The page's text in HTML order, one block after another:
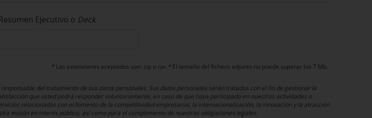
Ejecutivo o Deck
* El tamaño del fichero adjunto no puede superar los 7 Mb.
* Las extensiones aceptadas son: zip o rar.
del tratamiento de sus datos personales. Sus datos personales serán tratados con el fin de gestionar la
que usted podrá responder voluntariamente, en caso de que haya participado en nuestras actividades o
relacionadas con el fomento de la competitividad empresarial, la internacionalización, la innovación y la atracción
misión en interés público, así como para el cumplimiento de nuestras obligaciones legales.